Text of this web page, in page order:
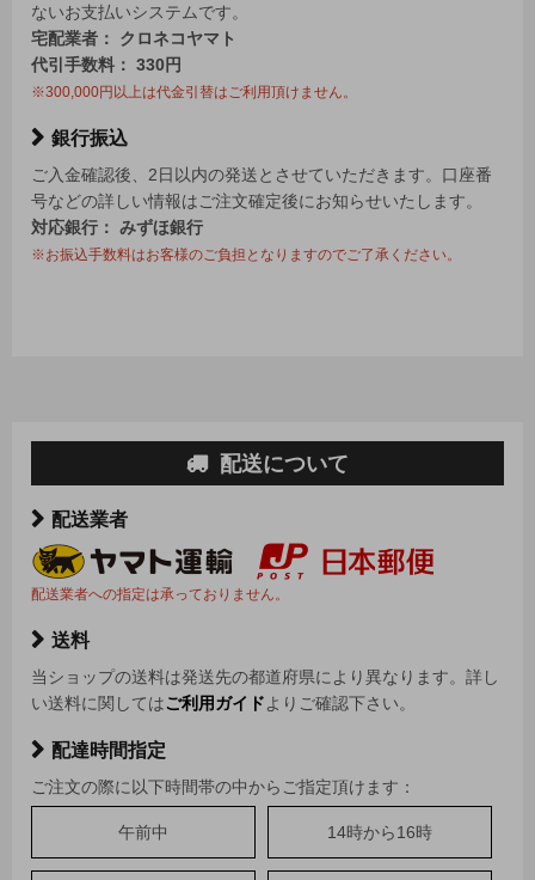
ないお支払いシステムです。
宅配業者： クロネコヤマト
代引手数料： 330円
※300,000円以上は代金引替はご利用頂けません。
銀行振込
ご入金確認後、2日以内の発送とさせていただきます。口座番
号などの詳しい情報はご注文確定後にお知らせいたします。
対応銀行： みずほ銀行
※お振込手数料はお客様のご負担となりますのでご了承ください。
配送について
配送業者
配送業者への指定は承っておりません。
送料
当ショップの送料は発送先の都道府県により異なります。詳し
い送料に関してはご利用ガイドよりご確認下さい。
配達時間指定
ご注文の際に以下時間帯の中からご指定頂けます：
午前中 14時から16時